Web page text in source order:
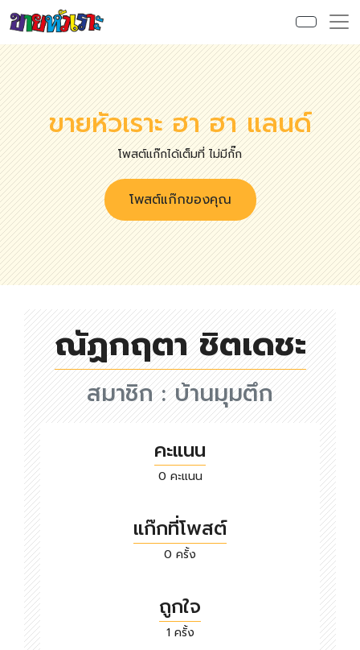
ขายหัวเราะ ฮา ฮา แลนด์
โพสต์แก๊กได้เต็มที่ ไม่มีกั๊ก
โพสต์แก๊กของคุณ
ณัฏกฤตา ชิตเดชะ
สมาชิก :บ้านมุมตึก
คะแนน
0 คะแนน
แก๊กที่โพสต์
0 ครั้ง
ถูกใจ
1 ครั้ง